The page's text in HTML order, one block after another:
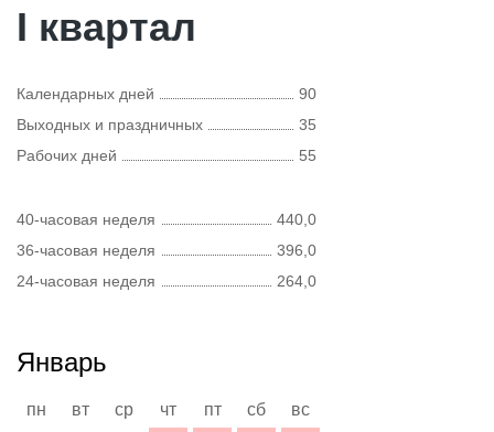
I квартал
Календарных дней
90
Выходных и праздничных
35
Рабочих дней
55
40-часовая неделя
440,0
36-часовая неделя
396,0
24-часовая неделя
264,0
Январь
пн вт ср чт пт сб
вс